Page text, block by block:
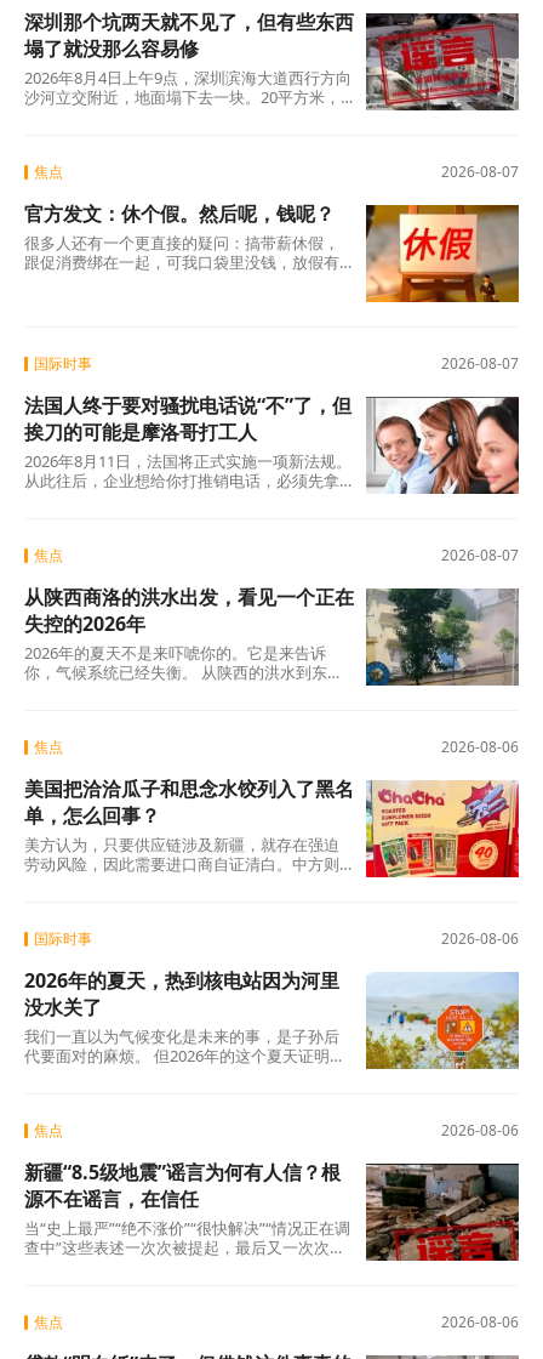
深圳那个坑两天就不见了，但有些东西
塌了就没那么容易修
2026年8月4日上午9点，深圳滨海大道西行方向
沙河立交附近，地面塌下去一块。20平方米，
2026-08-07
焦点
官方发文：休个假。然后呢，钱呢？
很多人还有一个更直接的疑问：搞带薪休假，
跟促消费绑在一起，可我口袋里没钱，放假有
让他休五天假出去旅游，他宁可在家躺着。
2026-08-07
国际时事
法国人终于要对骚扰电话说“不”了，但
挨刀的可能是摩洛哥打工人
2026年8月11日，法国将正式实施一项新法规。
从此往后，企业想给你打推销电话，必须先拿
费者协会UFC-Que Choisir的调查更扎心：97%
的人说每天都会在手机上接到此类电话。可以
说，全法国几乎找不到一个没被骚扰电话烦过
的人。
2026-08-07
焦点
从陕西商洛的洪水出发，看见一个正在
失控的2026年
2026年的夏天不是来吓唬你的。它是来告诉
你，气候系统已经失衡。 从陕西的洪水到东北
2026-08-06
焦点
美国把洽洽瓜子和思念水饺列入了黑名
单，怎么回事？
美方认为，只要供应链涉及新疆，就存在强迫
劳动风险，因此需要进口商自证清白。中方则
2026-08-06
国际时事
2026年的夏天，热到核电站因为河里
没水关了
我们一直以为气候变化是未来的事，是子孙后
代要面对的麻烦。 但2026年的这个夏天证明：
说室外没法待了。
2026-08-06
焦点
新疆“8.5级地震”谣言为何有人信？根
源不在谣言，在信任
当“史上最严”“绝不涨价”“很快解决”“情况正在调
查中”这些表述一次次被提起，最后又一次次悄
2026-08-06
焦点